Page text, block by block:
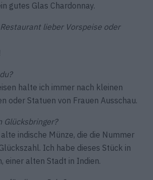
gutes Glas Chardonnay.
lieber Vorspeise oder
halte ich immer nach kleinen
oder Statuen von Frauen Ausschau.
Glücksbringer?
indische Münze, die die Nummer
Ich habe dieses Stück in
einer alten Stadt in Indien.